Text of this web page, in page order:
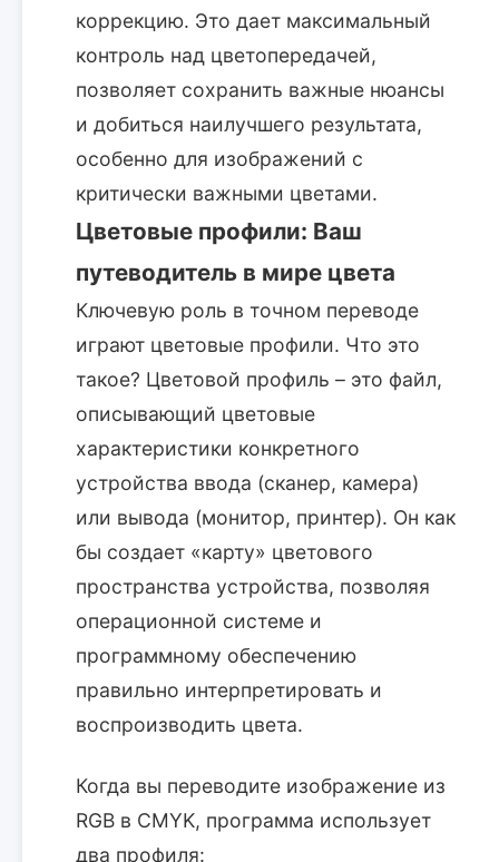
коррекцию. Это дает максимальный
контроль над цветопередачей,
позволяет сохранить важные нюансы
и добиться наилучшего результата,
особенно для изображений с
критически важными цветами.
Цветовые профили: Ваш
путеводитель в мире цвета
Ключевую роль в точном переводе
играют цветовые профили. Что это
такое? Цветовой профиль – это файл,
описывающий цветовые
характеристики конкретного
устройства ввода (сканер, камера)
или вывода (монитор, принтер). Он как
бы создает «карту» цветового
пространства устройства, позволяя
операционной системе и
программному обеспечению
правильно интерпретировать и
воспроизводить цвета.
Когда вы переводите изображение из
RGB в CMYK, программа использует
два профиля: